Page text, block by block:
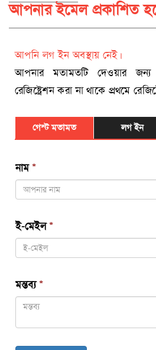
আপনার ইমেল প্রকাশিত
আপনি লগ ইন অবস্থায় নেই।
আপনার মতামতটি দেওয়ার
রেজিষ্ট্রেশন করা না থাকে প্রথমে
গেস্ট মতামত লগ ইন
নাম*
ই-মেইল*
মন্তব্য*